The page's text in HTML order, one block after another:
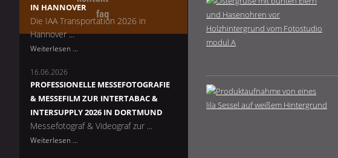
faq
WindEnergy
IN HANNOVER
Die IAA Transportation 2026 in
Hannover ...
Weiterlesen …
für
Transportation
16.06.2026
PROFESSIONELLE MESSEFOTOGRAFIE
& MESSEFILM ZUR INTERTABAC &
INTERSUPPLY 2026 IN DORTMUND
Messefotograf & Videograf zur ...
Weiterlesen …